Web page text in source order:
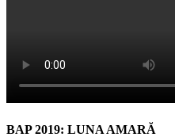
BAP 2019: LUNA AMARĂ